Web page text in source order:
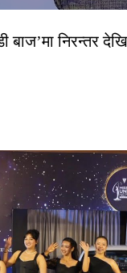
बाज’मा निरन्तर